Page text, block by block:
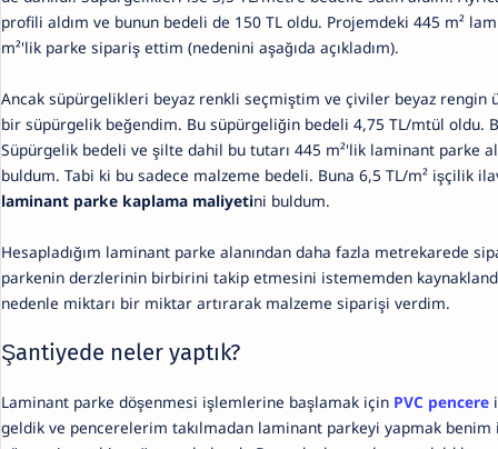
profili aldım ve bunun bedeli de 150 TL oldu. Projemdeki 445 m²
m²'lik parke sipariş ettim (nedenini aşağıda açıkladım).
Ancak süpürgelikleri beyaz renkli seçmiştim ve çiviler beyaz rengin
bir süpürgelik beğendim. Bu süpürgeliğin bedeli 4,75 TL/mtül oldu.
Süpürgelik bedeli ve şilte dahil bu tutarı 445 m²'lik laminant parke
buldum. Tabi ki bu sadece malzeme bedeli. Buna 6,5 TL/m² işçilik
laminant parke kaplama maliyetini buldum.
Hesapladığım laminant parke alanından daha fazla metrekarede
parkenin derzlerinin birbirini takip etmesini istememden
nedenle miktarı bir miktar artırarak malzeme siparişi verdim.
Şantiyede neler yaptık?
Laminant parke döşenmesi işlemlerine başlamak için PVC pencere
geldik ve pencerelerim takılmadan laminant parkeyi yapmak benim